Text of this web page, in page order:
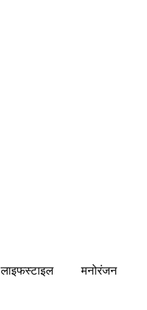
लाइफस्टाइल मनोरंजन